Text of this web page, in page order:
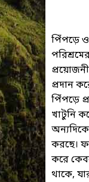
পিঁপড়ে ও
প্রদান
পিঁপড়ে
খাটুনি
করছে।
করে
থাকে,